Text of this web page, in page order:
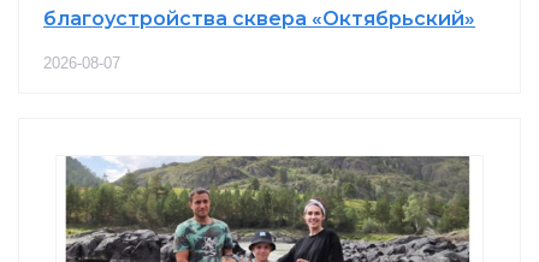
благоустройства сквера «Октябрьский»
2026-08-07